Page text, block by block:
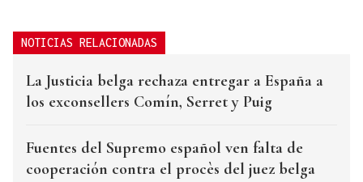
NOTICIAS RELACIONADAS
La Justicia belga rechaza entregar a España a
los exconsellers Comín, Serret y Puig
Fuentes del Supremo español ven falta de
cooperación contra el procès del juez belga